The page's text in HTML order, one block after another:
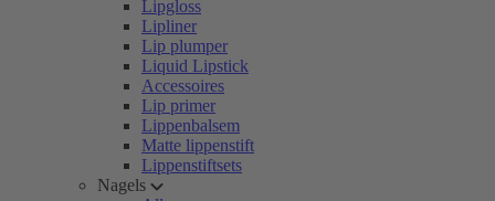
Lipgloss
Lipliner
Lip plumper
Liquid Lipstick
Accessoires
Lip primer
Lippenbalsem
Matte lippenstift
Lippenstiftsets
Nagels